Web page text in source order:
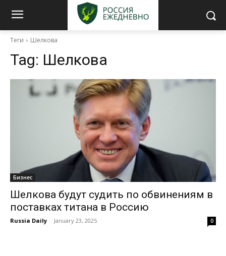
Теги Шелкова
Tag: Шелкова
Бизнес
Шелкова будут судить по обвинениям в
поставках титана в Россию
Russia Daily - January 23, 2025 0